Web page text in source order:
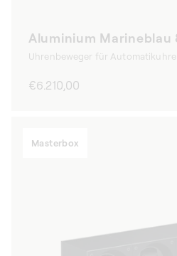
Aluminium Marineblau
Uhrenbeweger für
Normaler
€6.210,00
Masterbox